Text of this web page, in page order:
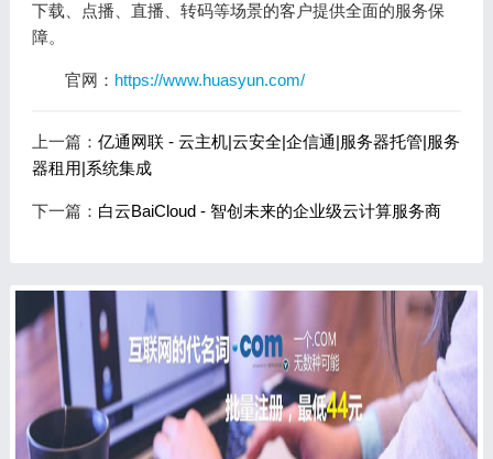
下载、点播、直播、转码等场景的客户提供全面的服务保
障。
官网： https://www.huasyun.com/
上一篇： 亿通网联 - 云主机|云安全|企信通|服务器托管|服务
器租用|系统集成
下一篇： 白云BaiCloud - 智创未来的企业级云计算服务商